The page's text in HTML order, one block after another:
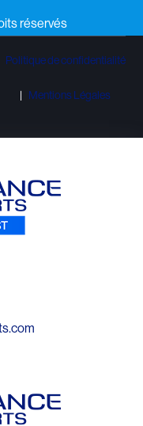
réservés
Politique de confidentialité
Mentions Légales